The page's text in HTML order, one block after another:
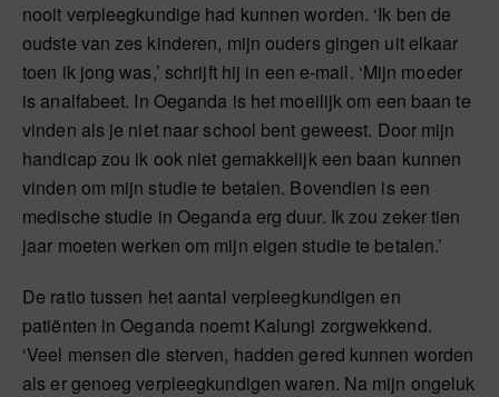
nooit verpleegkundige had kunnen worden. ‘Ik ben de
oudste van zes kinderen, mijn ouders gingen uit elkaar
toen ik jong was,’ schrijft hij in een e-mail. ‘Mijn moeder
is analfabeet. In Oeganda is het moeilijk om een baan te
vinden als je niet naar school bent geweest. Door mijn
handicap zou ik ook niet gemakkelijk een baan kunnen
vinden om mijn studie te betalen. Bovendien is een
medische studie in Oeganda erg duur. Ik zou zeker tien
jaar moeten werken om mijn eigen studie te betalen.’
De ratio tussen het aantal verpleegkundigen en
patiënten in Oeganda noemt Kalungi zorgwekkend.
‘Veel mensen die sterven, hadden gered kunnen worden
als er genoeg verpleegkundigen waren. Na mijn ongeluk